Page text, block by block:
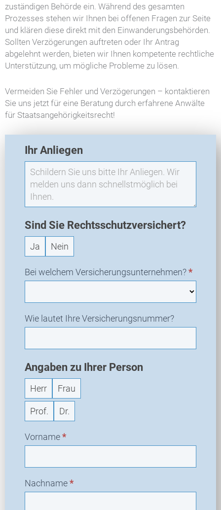
zuständigen Behörde ein. Während des gesamten
Prozesses stehen wir Ihnen bei offenen Fragen zur Seite
und klären diese direkt mit den Einwanderungsbehörden.
Sollten Verzögerungen auftreten oder Ihr Antrag
abgelehnt werden, bieten wir Ihnen kompetente rechtliche
Unterstützung, um mögliche Probleme zu lösen.
Vermeiden Sie Fehler und Verzögerungen – kontaktieren
Sie uns jetzt für eine Beratung durch erfahrene Anwälte
für Staatsangehörigkeitsrecht!
X
O
a
n
r
a
g
Ihr Anliegen
Sind Sie Rechtsschutzversichert?
Ja Nein
Bei welchem Versicherungsunternehmen?*
Wie lautet Ihre Versicherungsnummer?
Angaben zu Ihrer Person
Herr Frau
Prof. Dr.
Vorname*
Nachname*